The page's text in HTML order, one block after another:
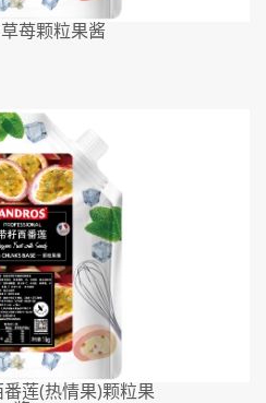
苺颗粒果酱
莲(热情果)颗粒果